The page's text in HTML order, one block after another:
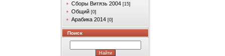
Сборы Витязь 2004 [15]
Общий [0]
Арабика 2014 [0]
Поиск